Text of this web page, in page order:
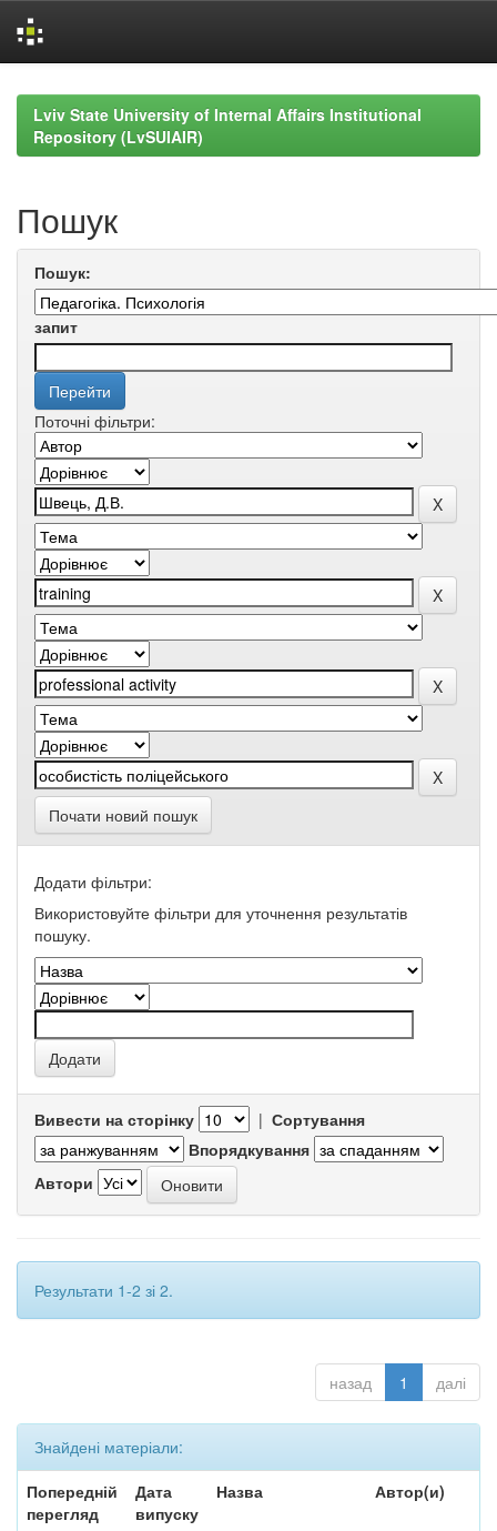
navigationLviv State University of Internal Affairs Institutional
Repository (LvSUIAIR)
Пошук
Пошук:
запит
Поточні фільтри:
Почати новий пошук
Додати фільтри:
Використовуйте фільтри для уточнення результатів
пошуку.
Вивести на сторінку | Сортування
Впорядкування
Автори
Результати 1-2 зі 2.
назад 1 далі
Знайдені матеріали:
Попередній
перегляд
Дата
випуску
Назва Автор(и)